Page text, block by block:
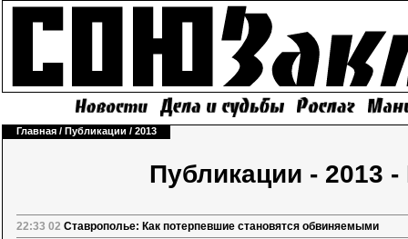
Главная / Публикации / 2013
Публикации - 2013
22:33 02 Ставрополье: Как потерпевшие становятся обвиняемыми